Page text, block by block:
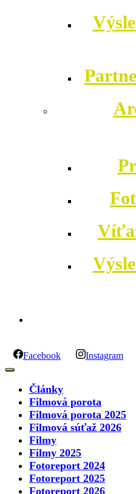
Facebook Instagram
Články
Filmová porota
Filmová porota 2025
Filmová súťaž 2026
Filmy
Filmy 2025
Fotoreport 2024
Fotoreport 2025
Fotoreport 2026